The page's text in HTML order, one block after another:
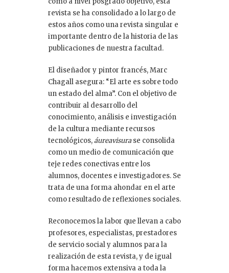
revista se ha consolidado a lo largo de
estos años como una revista singular e
importante dentro de la historia de las
publicaciones de nuestra facultad.
El diseñador y pintor francés, Marc
Chagall asegura: “El arte es sobre todo
un estado del alma”. Con el objetivo de
contribuir al desarrollo del
conocimiento, análisis e investigación
de la cultura mediante recursos
tecnológicos,áureavisurase consolida
como un medio de comunicación que
teje redes conectivas entre los
alumnos, docentes e investigadores. Se
trata de una forma ahondar en el arte
como resultado de reflexiones sociales.
Reconocemos la labor que llevan a cabo
profesores, especialistas, prestadores
de servicio social y alumnos para la
realización de esta revista, y de igual
forma hacemos extensiva a toda la